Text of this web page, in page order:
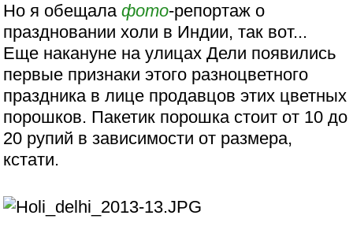
Но я обещалафото-репортаж о
праздновании холи в Индии, так вот...
Еще накануне на улицах Дели появились
первые признаки этого разноцветного
праздника в лице продавцов этих цветных
порошков. Пакетик порошка стоит от 10 до
20 рупий в зависимости от размера,
кстати.